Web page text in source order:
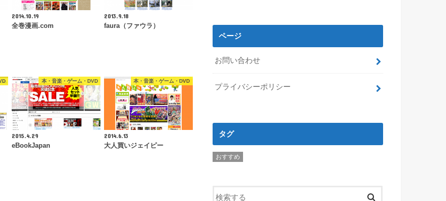
2014.10.19
全巻漫画.com
2013.9.18
faura（ファウラ）
本・音楽・ゲーム・DVD
2015.4.29
eBookJapan
本・音楽・ゲーム・DVD
2014.6.13
大人買いジェイピー
ページ
お問い合わせ
プライバシーポリシー
タグ
おすすめ